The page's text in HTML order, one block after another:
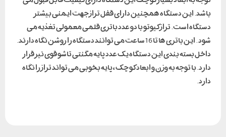
باشد. این دستگاه همچنین دارای قفل تراز جهت ایمنی بیشتر
دستگاه است. تراز کیوتو با دو عدد باتری قلمی معمولی تغذیه می
شود . این باتری ها تا 16 ساعت می توانند دستگاه را روشن نگاه دارند.
داخل بسته بندی این دستگاه یک عدد پایه مگنتی تاشو قوی نیز قرار
دارد. با توجه به وزن و ابعاد کوچک ، پایه بخوبی می تواند تراز را نگاه
دارد.